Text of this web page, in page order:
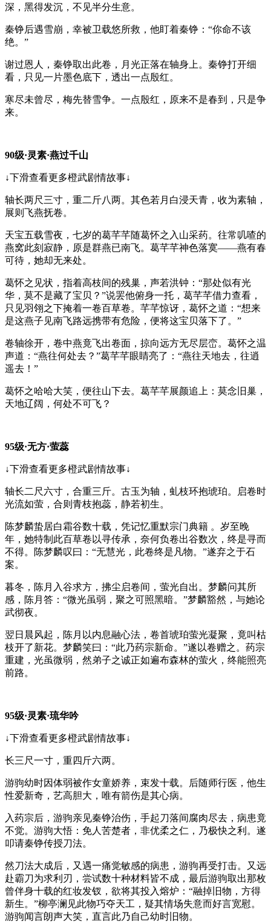
深，黑得发沉，不见半分生意。
秦铮后遇雪崩，幸被卫载悠所救，他盯着秦铮：“你命不该
绝。”
谢过恩人，秦铮取出此卷，月光正落在轴身上。秦铮打开细
看，只见一片墨色底下，透出一点殷红。
寒尽未曾尽，梅先替雪争。一点殷红，原来不是春到，只是争
来。
90级·灵素·燕过千山
↓下滑查看更多橙武剧情故事↓
轴长两尺三寸，重二斤八两。其色若月白浸天青，收为素轴，
展则飞燕抚卷。
天宝五载雪夜，七岁的葛芊芊随葛怀之入山采药。往常叽喳的
燕窝此刻寂静，原是群燕已南飞。葛芊芊神色落寞——燕有春
可待，她却无来处。
葛怀之见状，指着高枝间的残巢，声若洪钟：“那处似有光
华，莫不是藏了宝贝？”说罢他俯身一托，葛芊芊借力查看，
只见羽翎之下掩着一卷百草卷。芊芊惊讶，葛怀之道：“想来
是这燕子见南飞路远携带有危险，便将这宝贝落下了。”
卷轴徐开，卷中燕竟飞出卷面，掠向远方无尽层峦。葛怀之温
声道：“燕往何处去？”葛芊芊眼睛亮了：“燕往天地去，往逍
遥去！”
葛怀之哈哈大笑，便往山下去。葛芊芊展颜追上：莫念旧巢，
天地辽阔，何处不可飞？
95级·无方·萤蕊
↓下滑查看更多橙武剧情故事↓
轴长二尺六寸，合重三斤。古玉为轴，虬枝环抱琥珀。启卷时
光流如萤，合则青枝抱蕊，静若初生。
陈梦麟蛰居白霜谷数十载，凭记忆重默宗门典籍 。岁至晚
年，她特制此百草卷以寻传承，奈何负卷出谷数次，终是寻而
不得。陈梦麟叹曰：“无慧光，此卷终是凡物。”遂弃之于石
案。
暮冬，陈月入谷求方，拂尘启卷间，萤光自出。梦麟问其所
感，陈月答：“微光虽弱，聚之可照黑暗。”梦麟豁然，与她论
武彻夜。
翌日晨风起，陈月以内息融心法，卷首琥珀萤光凝聚，竟叫枯
枝开了新花。梦麟笑曰：“此乃药宗新命。”遂以卷赠之。药宗
重建，光虽微弱，然弟子之诚正如遍布森林的萤火，终能照亮
前路。
95级·灵素·琉华吟
↓下滑查看更多橙武剧情故事↓
长三尺一寸，重四斤六两。
游驹幼时因体弱被作女童娇养，束发十载。后随师行医，他生
性爱新奇，艺高胆大，唯有箭伤是其心病。
入药宗后，游驹亲见秦铮治伤，手起刀落间腐肉尽去，病患竟
不觉。游驹大悟：免人苦楚者，非优柔之仁，乃极快之利。遂
叩请秦铮传授刀法。
然刀法大成后，又遇一痛觉敏感的病患，游驹再受打击。又远
赴霸刀为求利刃，尝试数十种材料皆不成，最后游驹取出那枚
曾伴身十载的红妆发钗，欲将其投入熔炉：“融掉旧物，方得
新生。”柳亭澜见此物巧夺天工，疑其情场失意而好言宽慰。
游驹闻言朗声大笑，直言此乃自己幼时旧物。